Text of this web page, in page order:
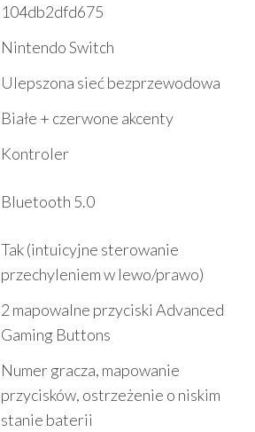
104db2dfd675
Nintendo Switch
Ulepszona sieć bezprzewodowa
Białe + czerwone akcenty
Kontroler
Bluetooth 5.0
Tak (intuicyjne sterowanie
przechyleniem w lewo/prawo)
2 mapowalne przyciski Advanced
Gaming Buttons
Numer gracza, mapowanie
przycisków, ostrzeżenie o niskim
stanie baterii